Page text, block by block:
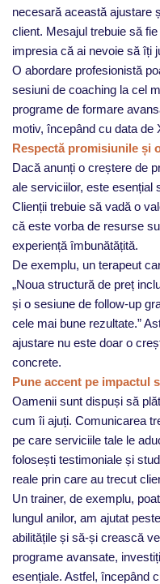
necesară această ajustare
client. Mesajul trebuie să
impresia că ai nevoie să îți
O abordare profesionistă
sesiuni de coaching la cel
programe de formare
motiv, începând cu data de
Respectă promisiunile și
Dacă anunți o creștere de
ale serviciilor, este esențial
Clienții trebuie să vadă o
că este vorba de resurse
experiență îmbunătățită.
De exemplu, un terapeut
„Noua structură de preț
și o sesiune de follow-up
cele mai bune rezultate.”
ajustare nu este doar o
concrete.
Pune accent pe impactul
Oamenii sunt dispuși să
cum îi ajuți. Comunicarea
pe care serviciile tale le
folosești testimoniale și
reale prin care au trecut
Un trainer, de exemplu,
lungul anilor, am ajutat
abilitățile și să-și crească
programe avansate,
esențiale. Astfel, începând